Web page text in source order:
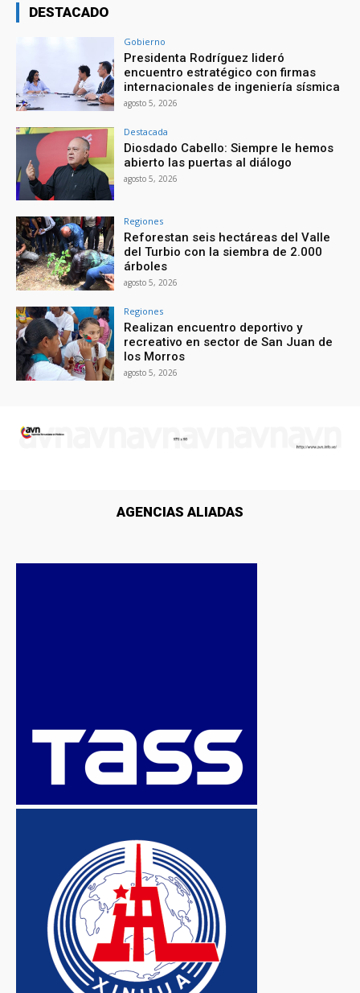
DESTACADO
Gobierno
Presidenta Rodríguez lideró
encuentro estratégico con firmas
internacionales de ingeniería sísmica
agosto 5, 2026
Destacada
Diosdado Cabello: Siempre le hemos
abierto las puertas al diálogo
agosto 5, 2026
Regiones
Reforestan seis hectáreas del Valle
del Turbio con la siembra de 2.000
árboles
agosto 5, 2026
Regiones
Realizan encuentro deportivo y
recreativo en sector de San Juan de
los Morros
agosto 5, 2026
AGENCIAS ALIADAS